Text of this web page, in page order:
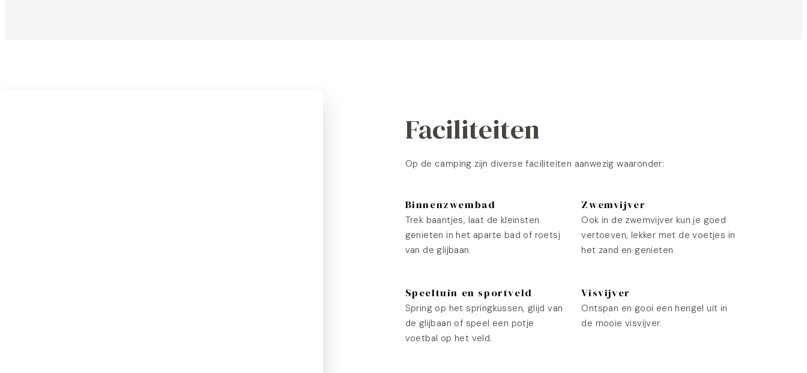
Faciliteiten
Op de camping zijn diverse faciliteiten aanwezig waaronder:
Binnenzwembad
Trek baantjes, laat de kleinsten
genieten in het aparte bad of roetsj
van de glijbaan
Zwemvijver
Ook in de zwemvijver kun je goed
vertoeven, lekker met de voetjes in
het zand en genieten
Speeltuin en sportveld
Spring op het springkussen, glijd van
de glijbaan of speel een potje
voetbal op het veld.
Visvijver
Ontspan en gooi een hengel uit in
de mooie visvijver.